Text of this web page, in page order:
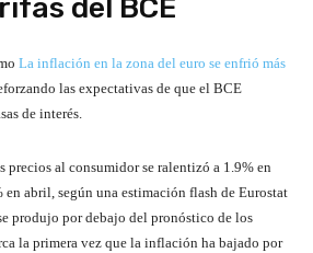
del BCE
La inflación en la zona del euro se enfrió más
las expectativas de que el BCE
de interés.
precios al consumidor se ralentizó a 1.9% en
abril, según una estimación flash de Eurostat
produjo por debajo del pronóstico de los
la primera vez que la inflación ha bajado por